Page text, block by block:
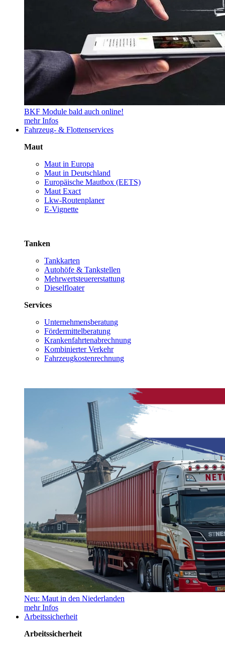
BKF Module bald auch online!
mehr Infos
Fahrzeug- & Flottenservices
Maut
Maut in Europa
Maut in Deutschland
Europäische Mautbox (EETS)
Maut Exact
Lkw-Routenplaner
E-Vignette
Tanken
Tankkarten
Autohöfe & Tankstellen
Mehrwertsteuererstattung
Dieselfloater
Services
Unternehmensberatung
Fördermittelberatung
Krankenfahrtenabrechnung
Kombinierter Verkehr
Fahrzeugkostenrechnung
Neu: Maut in den Niederlanden
mehr Infos
Arbeitssicherheit
Arbeitssicherheit